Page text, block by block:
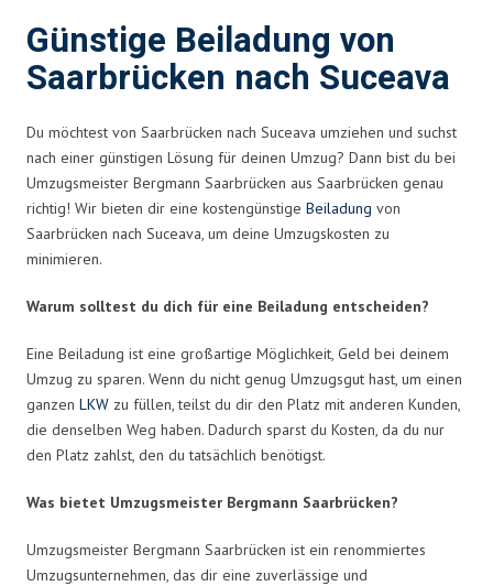
Günstige Beiladung von
Saarbrücken nach Suceava
Du möchtest von Saarbrücken nach Suceava umziehen und suchst
nach einer günstigen Lösung für deinen Umzug? Dann bist du bei
Umzugsmeister Bergmann Saarbrücken aus Saarbrücken genau
richtig! Wir bieten dir eine kostengünstige Beiladung von
Saarbrücken nach Suceava, um deine Umzugskosten zu
minimieren.
Warum solltest du dich für eine Beiladung entscheiden?
Eine Beiladung ist eine großartige Möglichkeit, Geld bei deinem
Umzug zu sparen. Wenn du nicht genug Umzugsgut hast, um einen
ganzen LKW zu füllen, teilst du dir den Platz mit anderen Kunden,
die denselben Weg haben. Dadurch sparst du Kosten, da du nur
den Platz zahlst, den du tatsächlich benötigst.
Was bietet Umzugsmeister Bergmann Saarbrücken?
Umzugsmeister Bergmann Saarbrücken ist ein renommiertes
Umzugsunternehmen, das dir eine zuverlässige und